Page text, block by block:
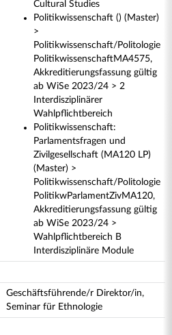
Cultural Studies
Politikwissenschaft () (Master)
>
Politikwissenschaft/Politologie
PolitikwissenschaftMA4575,
Akkreditierungsfassung gültig
ab WiSe 2023/24 > 2
Interdisziplinärer
Wahlpflichtbereich
Politikwissenschaft:
Parlamentsfragen und
Zivilgesellschaft (MA120 LP)
(Master) >
Politikwissenschaft/Politologie
PolitikwParlamentZivMA120,
Akkreditierungsfassung gültig
ab WiSe 2023/24 >
Wahlpflichtbereich B
Interdisziplinäre Module
Geschäftsführende/r Direktor/in,
Seminar für Ethnologie